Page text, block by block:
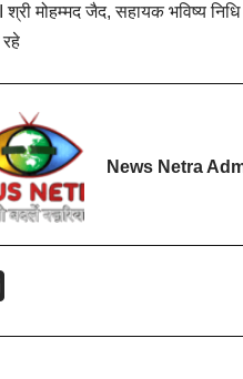
मोहम्मद जैद, सहायक भविष्य
News Netra